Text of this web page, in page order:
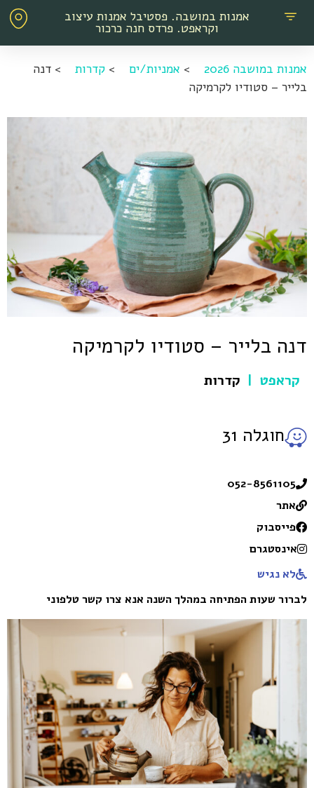
אמנות במושבה. פסטיבל אמנות עיצוב
וקראפט. פרדס חנה כרכור
אמנות במושבה 2026 > אמניות/ים > קדרות > דנה
בלייר – סטודיו לקרמיקה
דנה בלייר – סטודיו לקרמיקה
קראפט | קדרות
חוגלה 31
052-8561105
אתר
פייסבוק
אינסטגרם
לא נגיש
לברור שעות הפתיחה במהלך השנה אנא צרו קשר טלפוני